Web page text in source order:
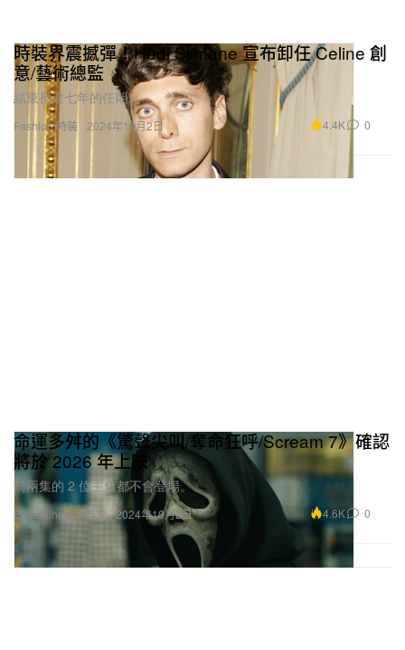
Fashion 時裝
時裝界震撼彈！Hedi Slimane 宣布卸任 Celine 創
意/藝術總監
結束長達七年的任期。
2024年10月2日 4.4K 0
Entertainment 娛樂
命運多舛的《驚聲尖叫/奪命狂呼/Scream 7》確認
將於 2026 年上映
前兩集的 2 位主角都不會登場。
2024年10月2日 4.6K 0